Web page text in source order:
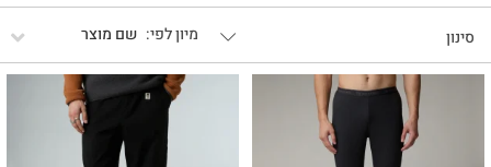
סינון שם מוצר